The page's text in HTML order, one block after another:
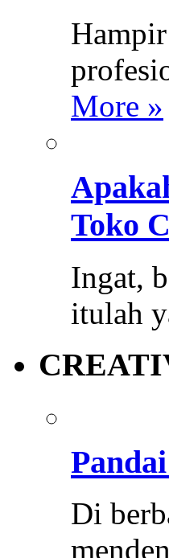
More »
Toko
Ingat,
itulah
Di